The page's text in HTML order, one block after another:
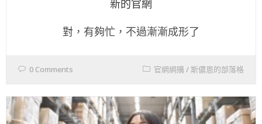
新的官網
對，有夠忙，不過漸漸成形了
0 Comments 官網網購/斯儂恩的部落格